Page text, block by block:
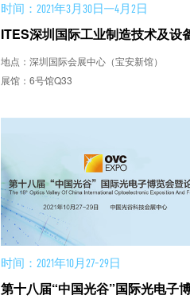
时间：2021年3月30日—4月2日
地点：深圳国际会展中心（宝安新馆）
展馆：6号馆Q33
时间：2021年10月27-29日